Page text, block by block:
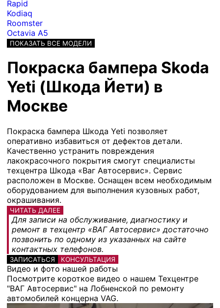
Rapid
Kodiaq
Roomster
Octavia A5
ПОКАЗАТЬ ВСЕ МОДЕЛИ
Покраска бампера Skoda
Yeti (Шкода Йети) в
Москве
Покраска бампера Шкода Yeti позволяет
оперативно избавиться от дефектов детали.
Качественно устранить повреждения
лакокрасочного покрытия смогут специалисты
техцентра Шкода «Ваг Автосервис». Сервис
расположен в Москве. Оснащен всем необходимым
оборудованием для выполнения кузовных работ,
окрашивания.
ЧИТАТЬ ДАЛЕЕ
Для записи на обслуживание, диагностику и
ремонт в техцентр «ВАГ Автосервис» достаточно
позвонить по одному из указанных на сайте
контактных телефонов.
ЗАПИСАТЬСЯ КОНСУЛЬТАЦИЯ
Видео и фото нашей работы
Посмотрите короткое видео о нашем Техцентре
"ВАГ Автосервис" на Лобненской по ремонту
автомобилей концерна VAG.